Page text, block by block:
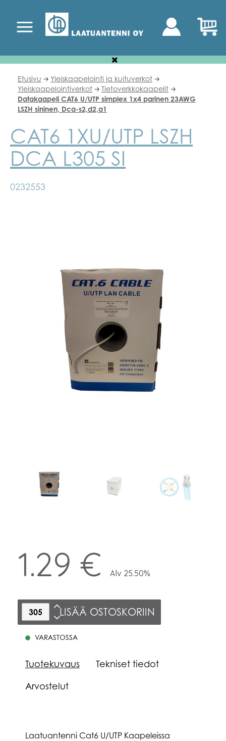
Etusivu 🡢 Yleiskaapelointi ja kuituverkot 🡢
Yleiskaapelointiverkot 🡢 Tietoverkkokaapelit 🡢
Datakaapeli CAT6 U/UTP simplex 1x4 parinen 23AWG
LSZH sininen, Dca-s2,d2,a1
CAT6 1XU/UTP LSZH
DCA L305 SI
0232553
1.29 € Alv 25.50%
LISÄÄ OSTOSKORIIN
VARASTOSSA
Tuotekuvaus
Tekniset tiedot
Arvostelut
Laatuantenni Cat6 U/UTP Kaapeleissa